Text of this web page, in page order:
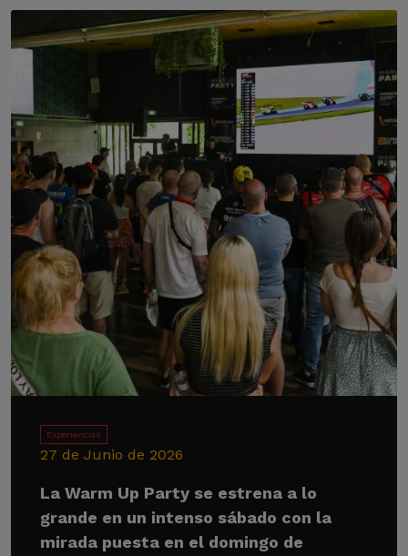
Experiencias
27 de Junio de 2026
La Warm Up Party se estrena a lo
grande en un intenso sábado con la
mirada puesta en el domingo de